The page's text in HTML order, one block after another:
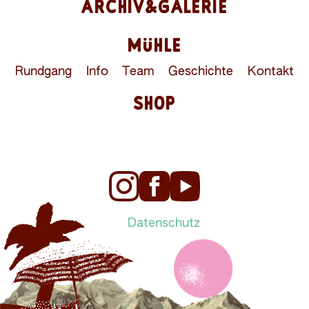
ARCHIV&GALERIE
MÜHLE
Rundgang Info Team Geschichte Kontakt
SHOP
Datenschutz